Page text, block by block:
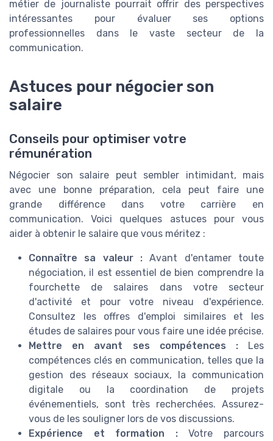
métier de journaliste pourrait offrir des perspectives
intéressantes pour évaluer ses options
professionnelles dans le vaste secteur de la
communication.
Astuces pour négocier son
salaire
Conseils pour optimiser votre
rémunération
Négocier son salaire peut sembler intimidant, mais
avec une bonne préparation, cela peut faire une
grande différence dans votre carrière en
communication. Voici quelques astuces pour vous
aider à obtenir le salaire que vous méritez :
Connaître sa valeur : Avant d'entamer toute
négociation, il est essentiel de bien comprendre la
fourchette de salaires dans votre secteur
d'activité et pour votre niveau d'expérience.
Consultez les offres d'emploi similaires et les
études de salaires pour vous faire une idée précise.
Mettre en avant ses compétences :Les
compétences clés en communication, telles que la
gestion des réseaux sociaux, la communication
digitale ou la coordination de projets
événementiels, sont très recherchées. Assurez-
vous de les souligner lors de vos discussions.
Expérience et formation :Votre parcours